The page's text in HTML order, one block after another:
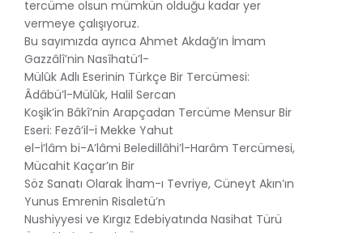
tercüme olsun mümkün olduğu kadar yer
vermeye çalışıyoruz.
Bu sayımızda ayrıca Ahmet Akdağ’ın İmam
Gazzâlî’nin Nasîhatü’l-
Mülûk Adlı Eserinin Türkçe Bir Tercümesi:
Âdâbü’l-Mülûk, Halil Sercan
Koşik’in Bâkî’nin Arapçadan Tercüme Mensur Bir
Eseri: Fezâ’il-i Mekke Yahut
el-İ’lâm bi-A’lâmi Beledillâhi’l-Harâm Tercümesi,
Mücahit Kaçar’ın Bir
Söz Sanatı Olarak İham-ı Tevriye, Cüneyt Akın’ın
Yunus Emrenin Risaletü’n
Nushiyyesi ve Kırgız Edebiyatında Nasihat Türü